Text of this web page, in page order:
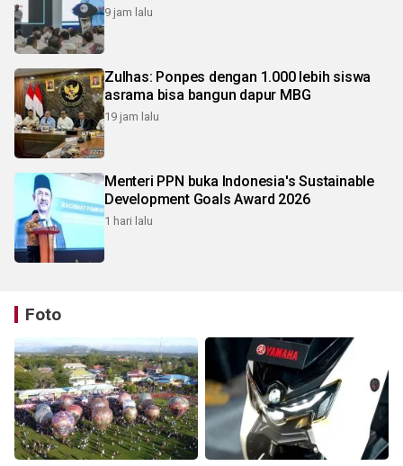
9 jam lalu
Zulhas: Ponpes dengan 1.000 lebih siswa
asrama bisa bangun dapur MBG
19 jam lalu
Menteri PPN buka Indonesia's Sustainable
Development Goals Award 2026
1 hari lalu
Foto